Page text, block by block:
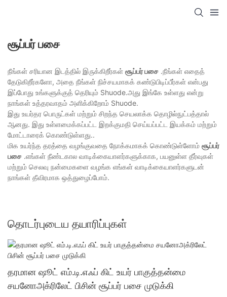
சூப்பர் பசை
நீங்கள் சரியான இடத்தில் இருக்கிறீர்கள் சூப்பர் பசை .நீங்கள் எதைத்
தேடுகிறீர்களோ, அதை நீங்கள் நிச்சயமாகக் கண்டுபிடிப்பீர்கள் என்பது
இப்போது உங்களுக்குத் தெரியும் Shuode.அது இங்கே உள்ளது என்று
நாங்கள் உத்தரவாதம் அளிக்கிறோம் Shuode.
இது உயர்தர பொருட்கள் மற்றும் சிறந்த செயலாக்க தொழில்நுட்பத்தால்
ஆனது. இது உள்ளமைக்கப்பட்ட இறக்குமதி செய்யப்பட்ட இயக்கம் மற்றும்
மோட்டாரைக் கொண்டுள்ளது..
மிக உயர்ந்த தரத்தை வழங்குவதை நோக்கமாகக் கொண்டுள்ளோம் சூப்பர்
பசை .எங்கள் நீண்டகால வாடிக்கையாளர்களுக்காக, பயனுள்ள தீர்வுகள்
மற்றும் செலவு நன்மைகளை வழங்க எங்கள் வாடிக்கையாளர்களுடன்
நாங்கள் தீவிரமாக ஒத்துழைப்போம்.
தொடர்புடைய தயாரிப்புகள்
தரமான ஷூட் எம்.டி.எஃப் கிட் உயர் பாகுத்தன்மை
சயனோஅக்ரிலேட் பிசின் சூப்பர் பசை முடுக்கி